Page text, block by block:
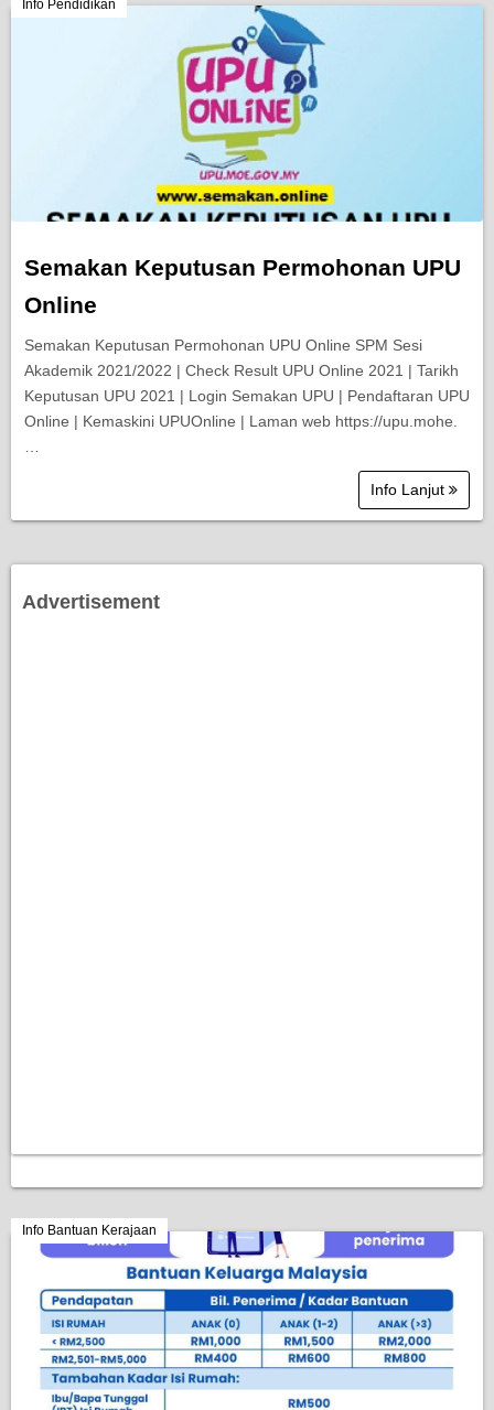
Info Pendidikan
Semakan Keputusan Permohonan UPU
Online
Semakan Keputusan Permohonan UPU Online SPM Sesi
Akademik 2021/2022 | Check Result UPU Online 2021 | Tarikh
Keputusan UPU 2021 | Login Semakan UPU | Pendaftaran UPU
Online | Kemaskini UPUOnline | Laman web https://upu.mohe.
Info Lanjut
Advertisement
Info Bantuan Kerajaan